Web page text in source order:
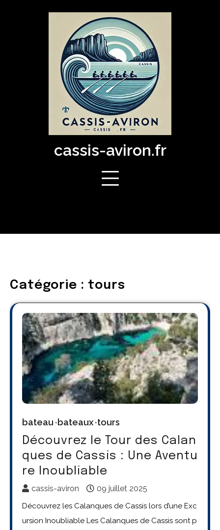
cassis-aviron.fr
Catégorie : tours
bateau bateaux tours
Découvrez le Tour des Calan
ques de Cassis : Une Aventu
re Inoubliable
cassis-aviron 09 juillet 2025
Découvrez les Calanques de Cassis lors d’une Exc
ursion Inoubliable Les Calanques de Cassis sont p